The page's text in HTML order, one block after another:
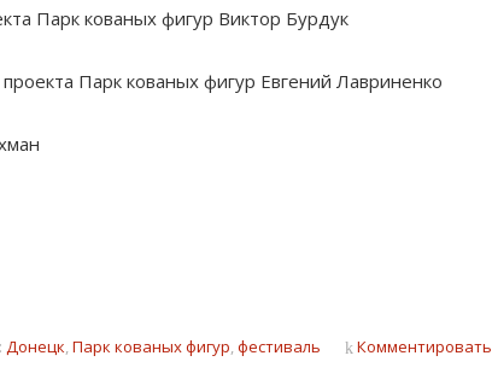
Парк кованых фигур Виктор Бурдук
Парк кованых фигур Евгений Лавриненко
Донецк,Парк кованых фигур,фестиваль Комментировать